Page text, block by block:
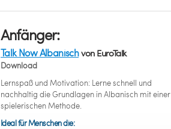
Anfänger:
Talk Now Albanischvon EuroTalk
Download
Lernspaß und Motivation: Lerne schnell und
nachhaltig die Grundlagen in Albanisch mit einer
spielerischen Methode.
Ideal für Menschen die: